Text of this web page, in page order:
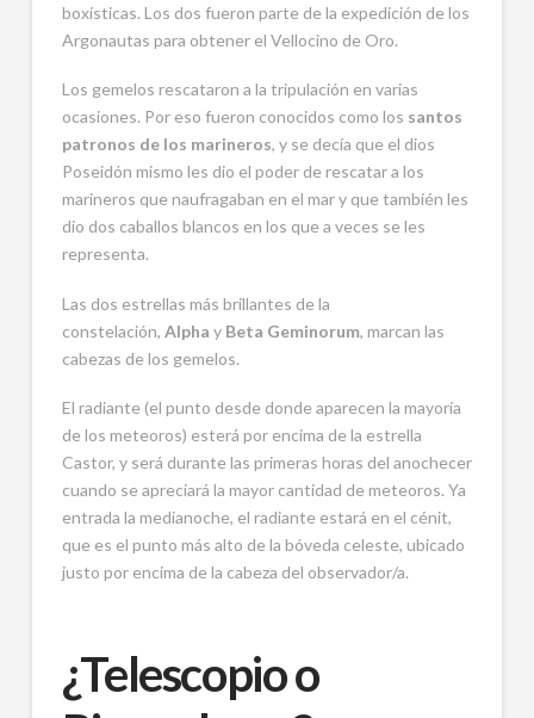
boxísticas. Los dos fueron parte de la expedición de los
Argonautas para obtener el Vellocino de Oro.
Los gemelos rescataron a la tripulación en varias
ocasiones. Por eso fueron conocidos como los santos
patronos de los marineros, y se decía que el dios
Poseidón mismo les dio el poder de rescatar a los
marineros que naufragaban en el mar y que también les
dio dos caballos blancos en los que a veces se les
representa.
Las dos estrellas más brillantes de la
constelación, Alpha y Beta Geminorum, marcan las
cabezas de los gemelos.
El radiante (el punto desde donde aparecen la mayoría
de los meteoros) esterá por encima de la estrella
Castor, y será durante las primeras horas del anochecer
cuando se apreciará la mayor cantidad de meteoros. Ya
entrada la medianoche, el radiante estará en el cénit,
que es el punto más alto de la bóveda celeste, ubicado
justo por encima de la cabeza del observador/a.
¿Telescopio o